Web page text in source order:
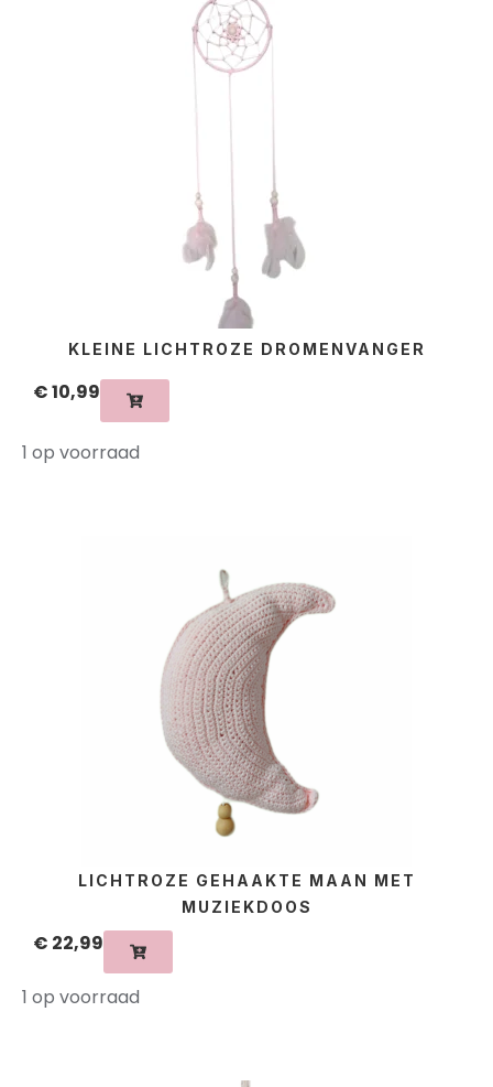
KLEINE LICHTROZE DROMENVANGER
€10,99
1 op voorraad
LICHTROZE GEHAAKTE MAAN MET
MUZIEKDOOS
€ 22,99
1 op voorraad